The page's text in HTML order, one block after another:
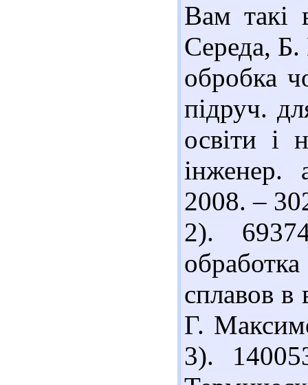
Вам такі
Середа, Б.
обробка
підруч.
освіти і
2008. –
2).
сплавов в
Г.
3).